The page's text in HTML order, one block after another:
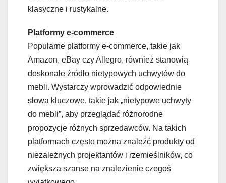
klasyczne i rustykalne.
Platformy e-commerce
Popularne platformy e-commerce, takie jak
Amazon, eBay czy Allegro, również stanowią
doskonałe źródło nietypowych uchwytów do
mebli. Wystarczy wprowadzić odpowiednie
słowa kluczowe, takie jak „nietypowe uchwyty
do mebli”, aby przeglądać różnorodne
propozycje różnych sprzedawców. Na takich
platformach często można znaleźć produkty od
niezależnych projektantów i rzemieślników, co
zwiększa szanse na znalezienie czegoś